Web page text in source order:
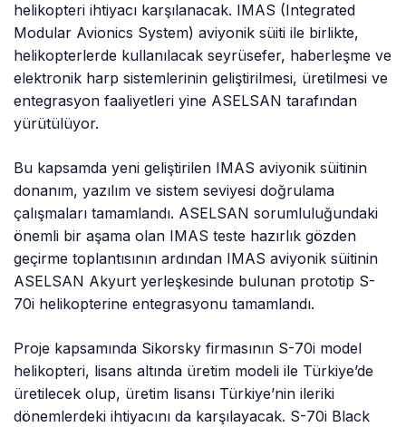
helikopteri ihtiyacı karşılanacak. IMAS (Integrated
Modular Avionics System) aviyonik süiti ile birlikte,
helikopterlerde kullanılacak seyrüsefer, haberleşme ve
elektronik harp sistemlerinin geliştirilmesi, üretilmesi ve
entegrasyon faaliyetleri yine ASELSAN tarafından
yürütülüyor.
Bu kapsamda yeni geliştirilen IMAS aviyonik süitinin
donanım, yazılım ve sistem seviyesi doğrulama
çalışmaları tamamlandı. ASELSAN sorumluluğundaki
önemli bir aşama olan IMAS teste hazırlık gözden
geçirme toplantısının ardından IMAS aviyonik süitinin
ASELSAN Akyurt yerleşkesinde bulunan prototip S-
70i helikopterine entegrasyonu tamamlandı.
Proje kapsamında Sikorsky firmasının S-70i model
helikopteri, lisans altında üretim modeli ile Türkiye’de
üretilecek olup, üretim lisansı Türkiye’nin ileriki
dönemlerdeki ihtiyacını da karşılayacak. S-70i Black